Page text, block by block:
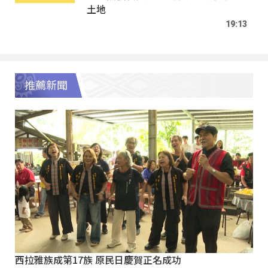
土地
19:13
推薦新聞
西拉雅族成第17族 原民日慶賀正名成功